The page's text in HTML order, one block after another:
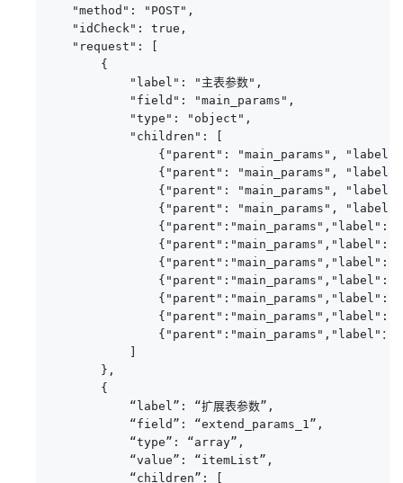
   "method": "POST",
   "idCheck": true,
   "request": [
       {
           "label": "主表参数",
           "field": "main_params",
           "type": "object",
           "children": [
{"parent": "main_params",
{"parent": "main_params",
{"parent": "main_params",
{"parent": "main_params",
{"parent":"main_params","label":"
{"parent":"main_params","label":"
{"parent":"main_params","label":"
{"parent":"main_params","label":"
{"parent":"main_params","label":"
{"parent":"main_params","label"："
           ]
       },
       {
           “label”: “扩展表参数”,
           “field”: “extend_params_1”,
           “type”: “array”,
           “value”: “itemList”,
           “children”: [